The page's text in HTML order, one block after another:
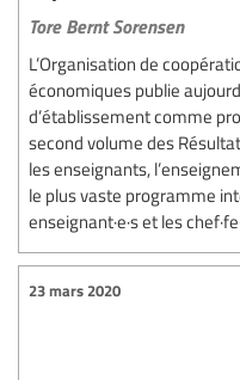
Tore Bernt Sorensen
L’Organisation de
économiques publie
d’établissement comme
second volume des
les enseignants,
le plus vaste programme
enseignant·e·s et les
23 mars 2020